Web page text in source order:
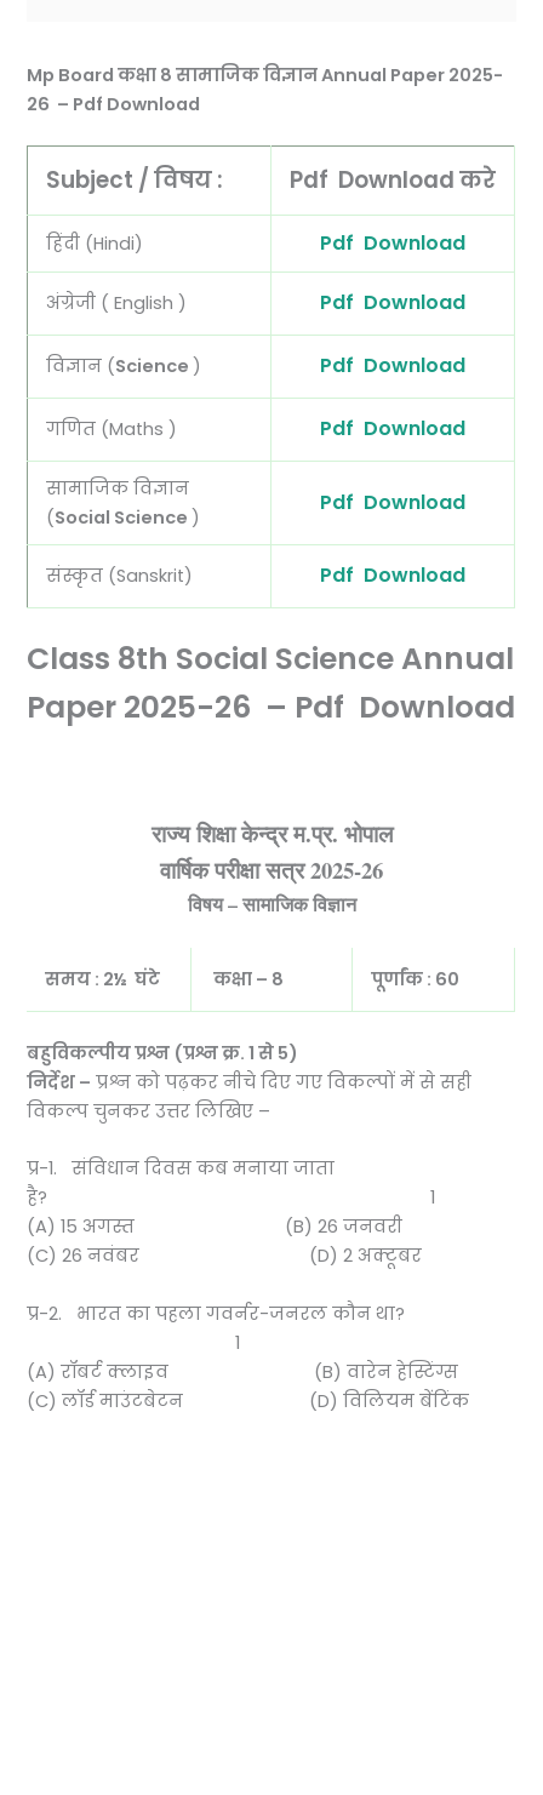
Mp Board कक्षा 8 सामाजिक विज्ञान Annual Paper 2025-
26 – Pdf Download
Subject / विषय : Pdf Download करे
हिंदी (Hindi) Pdf Download
अंग्रेजी ( English ) Pdf Download
विज्ञान (Science) Pdf Download
गणित (Maths ) Pdf Download
सामाजिक विज्ञान
(Social Science)
Pdf Download
संस्कृत (Sanskrit) Pdf Download
Class 8th Social Science Annual
Paper 2025-26 – Pdf Download
राज्य शिक्षा केन्द्र म.प्र. भोपाल
वार्षिक परीक्षा सत्र2025-26
विषय – सामाजिक विज्ञान
समय : 2½ घंटे कक्षा – 8 पूर्णांक : 60
बहुविकल्पीय प्रश्न (प्रश्न क्र.1 से 5)
निर्देश – प्रश्न को पढ़कर नीचे दिए गए विकल्पों में से सही
विकल्प चुनकर उत्तर लिखिए –
प्र-1. संविधान दिवस कब मनाया जाता
है? 1
(A) 15 अगस्त (B) 26 जनवरी
(C) 26 नवंबर (D) 2 अक्टूबर
प्र-2. भारत का पहला गवर्नर-जनरल कौन था?
1
(A) रॉबर्ट क्लाइव (B) वारेन हेस्टिंग्स
(C) लॉर्ड माउंटबेटन (D) विलियम बेंटिंक